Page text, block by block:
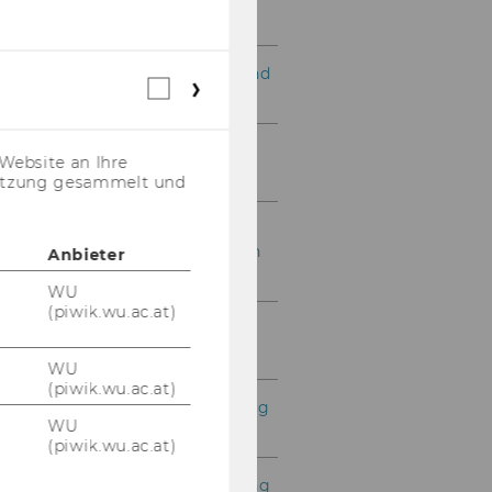
Exercise No. 23: Airport and
Flight Database
Exercise No. 24: Price
Control for a Sales Order
Customizing a Production
Order
Management
Exercise No. 27: Purchasing
Process
Exercise No. 28: Purchasing
Webstatistik
an Ihre
gesammelt und
Anbieter
WU
(piwik.wu.ac.at)
WU
(piwik.wu.ac.at)
WU
(piwik.wu.ac.at)